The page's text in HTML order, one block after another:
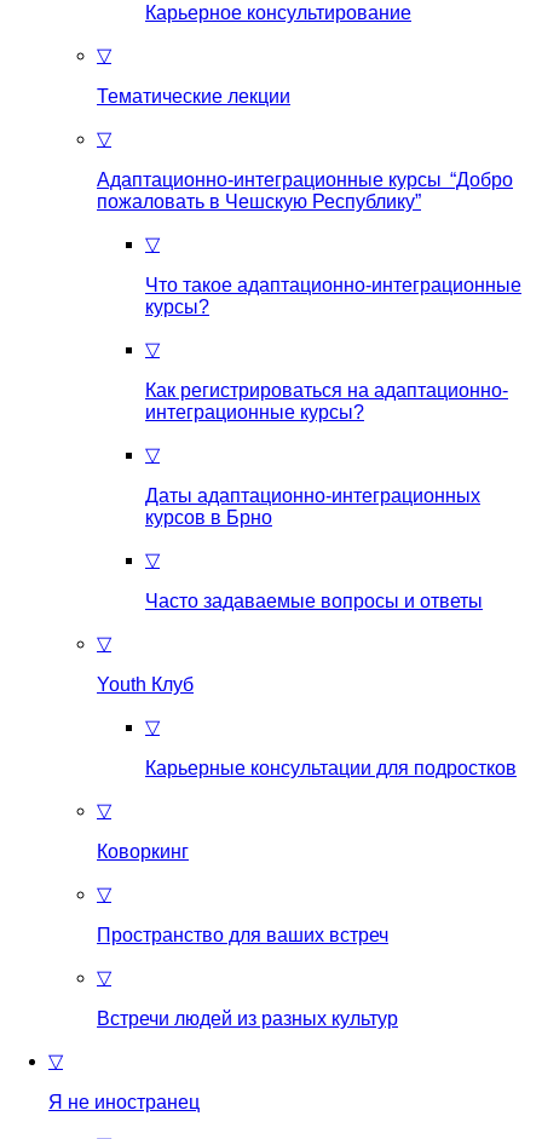
Карьерное консультирование
▽
Тематические лекции
▽
Адаптационно-интеграционные курсы “Добро
пожаловать в Чешскую Республику”
▽
Что такое aдаптационно-интеграционные
курсы?
▽
Как регистрироваться на aдаптационно-
интеграционные курсы?
▽
Даты адаптационно-интеграционных
курсов в Брно
▽
Часто задаваемые вопросы и ответы
▽
Youth Клуб
▽
Карьерные консультации для подростков
▽
Коворкинг
▽
Пространство для ваших встреч
▽
Встречи людей из разных культур
▽
Я не иностранец